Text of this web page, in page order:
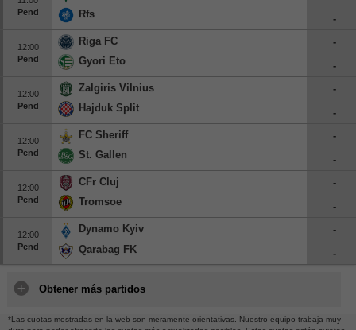
Pend
Rfs
-
12:00
Pend
Riga FC
Gyori Eto
-
-
12:00
Pend
Zalgiris Vilnius
Hajduk Split
-
-
12:00
Pend
FC Sheriff
St. Gallen
-
-
12:00
Pend
CFr Cluj
Tromsoe
-
-
12:00
Pend
Dynamo Kyiv
Qarabag FK
-
-
Obtener más partidos
*Las cuotas mostradas en la web son meramente orientativas. Nuestro equipo trabaja muy